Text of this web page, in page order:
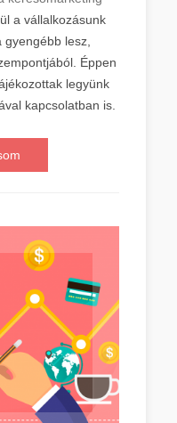
a vállalkozásunk
lesz,
Éppen
legyünk
kapcsolatban is.